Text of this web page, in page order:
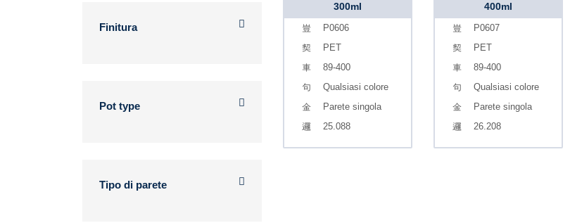
Finitura
Pot type
Tipo di parete
300ml
P0606
PET
89-400
Qualsiasi colore
Parete singola
25.088
400ml
P0607
PET
89-400
Qualsiasi colore
Parete singola
26.208